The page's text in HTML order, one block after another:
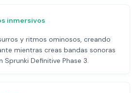
inmersivos
y ritmos ominosos, creando
mientras creas bandas sonoras
Sprunki Definitive Phase 3.